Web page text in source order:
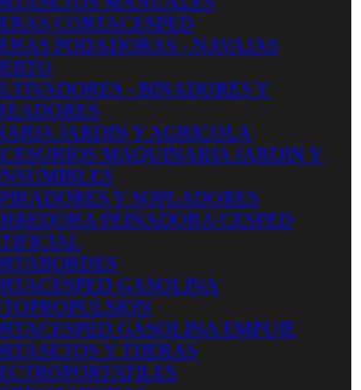
CORTACESPED
PODADORAS - NAVAJAS
- BINADORES Y
JARDIN Y AGRICOLA
MAQUINARIA JARDIN Y
Y SOPLADORES
PEINADORA CESPED
GASOLINA
GASOLINA EMPUJE
Y TIJERAS